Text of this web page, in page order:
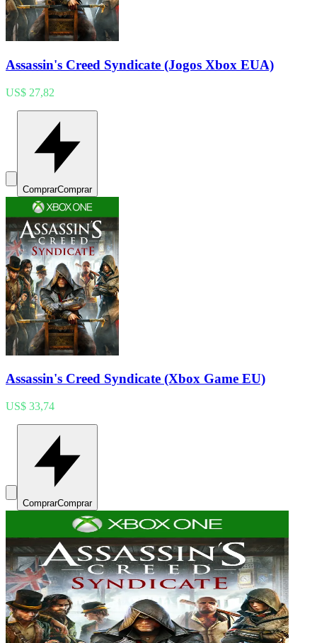
Assassin's Creed Syndicate (Jogos Xbox EUA)
US$ 27,82
ComprarComprar
Assassin's Creed Syndicate (Xbox Game EU)
US$ 33,74
ComprarComprar